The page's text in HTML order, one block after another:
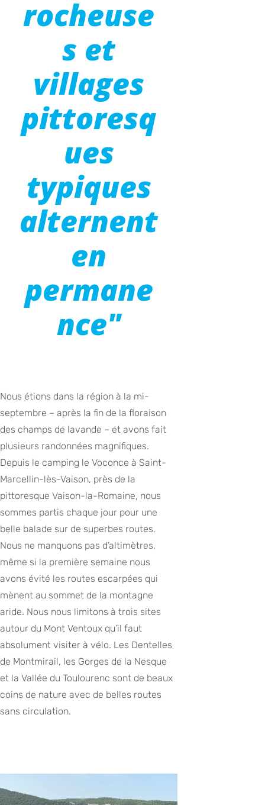
rocheuse
s et
villages
pittoresq
ues
typiques
alternent
en
permane
nce"
Nous étions dans la région à la mi-
septembre – après la fin de la floraison
des champs de lavande – et avons fait
plusieurs randonnées magnifiques.
Depuis le camping le Voconce à Saint-
Marcellin-lès-Vaison, près de la
pittoresque Vaison-la-Romaine, nous
sommes partis chaque jour pour une
belle balade sur de superbes routes.
Nous ne manquons pas d’altimètres,
même si la première semaine nous
avons évité les routes escarpées qui
mènent au sommet de la montagne
aride. Nous nous limitons à trois sites
autour du Mont Ventoux qu’il faut
absolument visiter à vélo. Les Dentelles
de Montmirail, les Gorges de la Nesque
et la Vallée du Toulourenc sont de beaux
coins de nature avec de belles routes
sans circulation.